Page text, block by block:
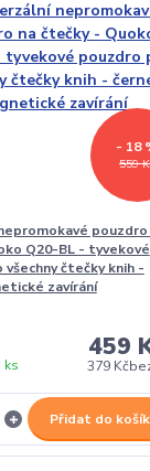
559
- 18
pouzdro
Q20-BL - tyvekové
čtečky knih -
zavírání
459
379 Kč
ks
Přidat do